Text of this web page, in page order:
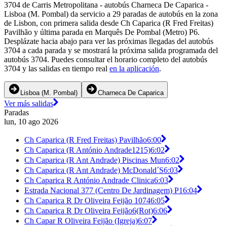
3704 de Carris Metropolitana - autobús Charneca De Caparica -
Lisboa (M. Pombal) da servicio a 29 paradas de autobús en la zona
de Lisbon, con primera salida desde Ch Caparica (R Fred Freitas)
Pavilhão y última parada en Marquês De Pombal (Metro) P6.
Desplázate hacia abajo para ver las próximas llegadas del autobús
3704 a cada parada y se mostrará la próxima salida programada del
autobús 3704. Puedes consultar el horario completo del autobús
3704 y las salidas en tiempo real en la aplicación.
Lisboa (M. Pombal) Charneca De Caparica
Ver más salidas
Paradas
lun, 10 ago 2026
Ch Caparica (R Fred Freitas) Pavilhão6:00
Ch Caparica (R António Andrade1215)6:02
Ch Caparica (R Ant Andrade) Piscinas Mun6:02
Ch Caparica (R Ant Andrade) McDonald´S6:03
Ch Caparica R António Andrade Clinica6:03
Estrada Nacional 377 (Centro De Jardinagem) P16:04
Ch Caparica R Dr Oliveira Feijão 10746:05
Ch Caparica R Dr Oliveira Feijão6(Rot)6:06
Ch Capar R Oliveira Feijão (Igreja)6:07